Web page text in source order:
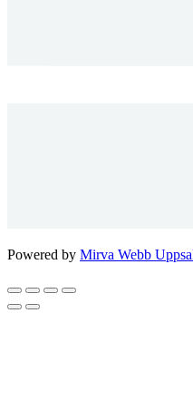
Powered by Mirva Webb